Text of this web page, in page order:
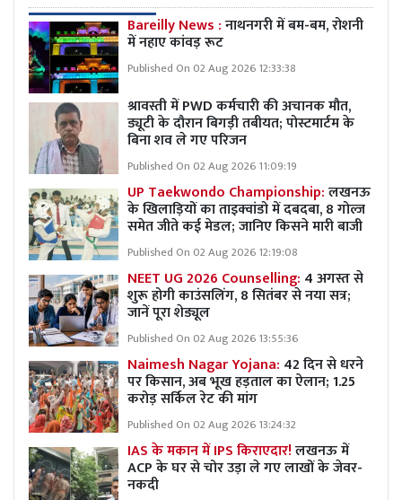
Bareilly News :नाथनगरी में बम-बम, रोशनी
में नहाए कांवड़ रूट
Published On 02 Aug 2026 12:33:38
श्रावस्ती में PWD कर्मचारी की अचानक मौत,
ड्यूटी के दौरान बिगड़ी तबीयत; पोस्टमार्टम के
बिना शव ले गए परिजन
Published On 02 Aug 2026 11:09:19
UP Taekwondo Championship:लखनऊ
के खिलाड़ियों का ताइक्वांडो में दबदबा, 8 गोल्ज
समेत जीते कई मेडल; जानिए किसने मारी बाजी
Published On 02 Aug 2026 12:19:08
NEET UG 2026 Counselling: 4 अगस्त से
शुरू होगी काउंसलिंग, 8 सितंबर से नया सत्र;
जानें पूरा शेड्यूल
Published On 02 Aug 2026 13:55:36
Naimesh Nagar Yojana: 42 दिन से धरने
पर किसान, अब भूख हड़ताल का ऐलान; 1.25
करोड़ सर्किल रेट की मांग
Published On 02 Aug 2026 13:24:32
IAS के मकान में IPS किराएदार!लखनऊ में
ACP के घर से चोर उड़ा ले गए लाखों के जेवर-
नकदी